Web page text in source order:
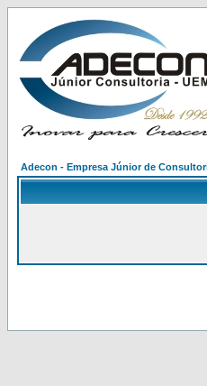
Adecon - Empresa Júnior de